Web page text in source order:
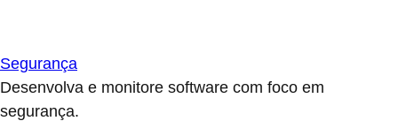
Segurança
Desenvolva e monitore software com foco em
segurança.